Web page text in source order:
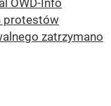
protestów
zatrzymano